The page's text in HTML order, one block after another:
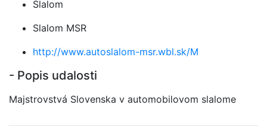
Slalom
Slalom MSR
http://www.autoslalom-msr.wbl.sk/M
- Popis udalosti
Majstrovstvá Slovenska v automobilovom slalome